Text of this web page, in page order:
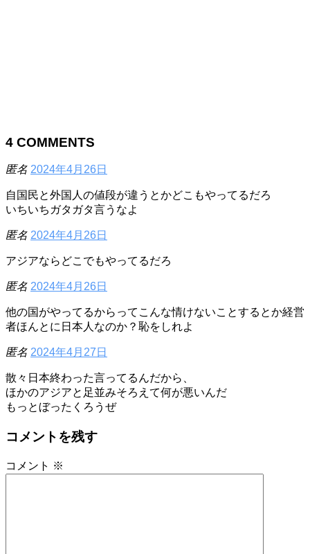
4 COMMENTS
匿名 2024年4月26日
自国民と外国人の値段が違うとかどこもやってるだろ
いちいちガタガタ言うなよ
匿名 2024年4月26日
アジアならどこでもやってるだろ
匿名 2024年4月26日
他の国がやってるからってこんな情けないことするとか経営
者ほんとに日本人なのか？恥をしれよ
匿名 2024年4月27日
散々日本終わった言ってるんだから、
ほかのアジアと足並みそろえて何が悪いんだ
もっとぼったくろうぜ
コメントを残す
コメント ※